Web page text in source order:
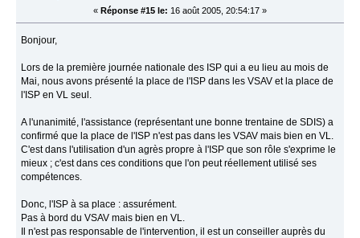
« Réponse #15 le: 16 août 2005, 20:54:17 »
Bonjour,
Lors de la première journée nationale des ISP qui a eu lieu au mois de
Mai, nous avons présenté la place de l'ISP dans les VSAV et la place de
l'ISP en VL seul.
A l'unanimité, l'assistance (représentant une bonne trentaine de SDIS) a
confirmé que la place de l'ISP n'est pas dans les VSAV mais bien en VL.
C'est dans l'utilisation d'un agrès propre à l'ISP que son rôle s'exprime le
mieux ; c'est dans ces conditions que l'on peut réellement utilisé ses
compétences.
Donc, l'ISP à sa place : assurément.
Pas à bord du VSAV mais bien en VL.
Il n'est pas responsable de l'intervention, il est un conseiller auprès du